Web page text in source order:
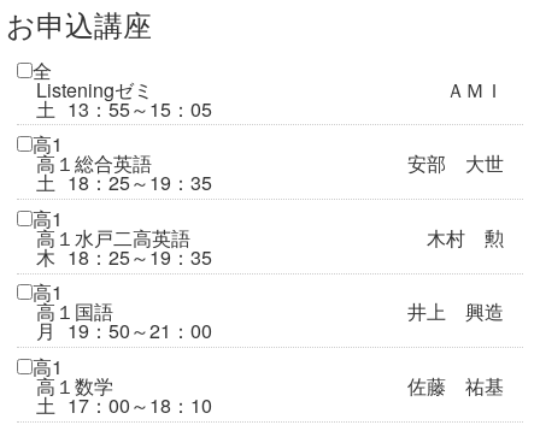
お申込講座
全
Listeningゼミ ＡＭＩ
土 13：55～15：05
高1
高１総合英語 安部 大世
土 18：25～19：35
高1
高１水戸二高英語 木村 勲
木 18：25～19：35
高1
高１国語 井上 興造
月 19：50～21：00
高1
高１数学 佐藤 祐基
土 17：00～18：10